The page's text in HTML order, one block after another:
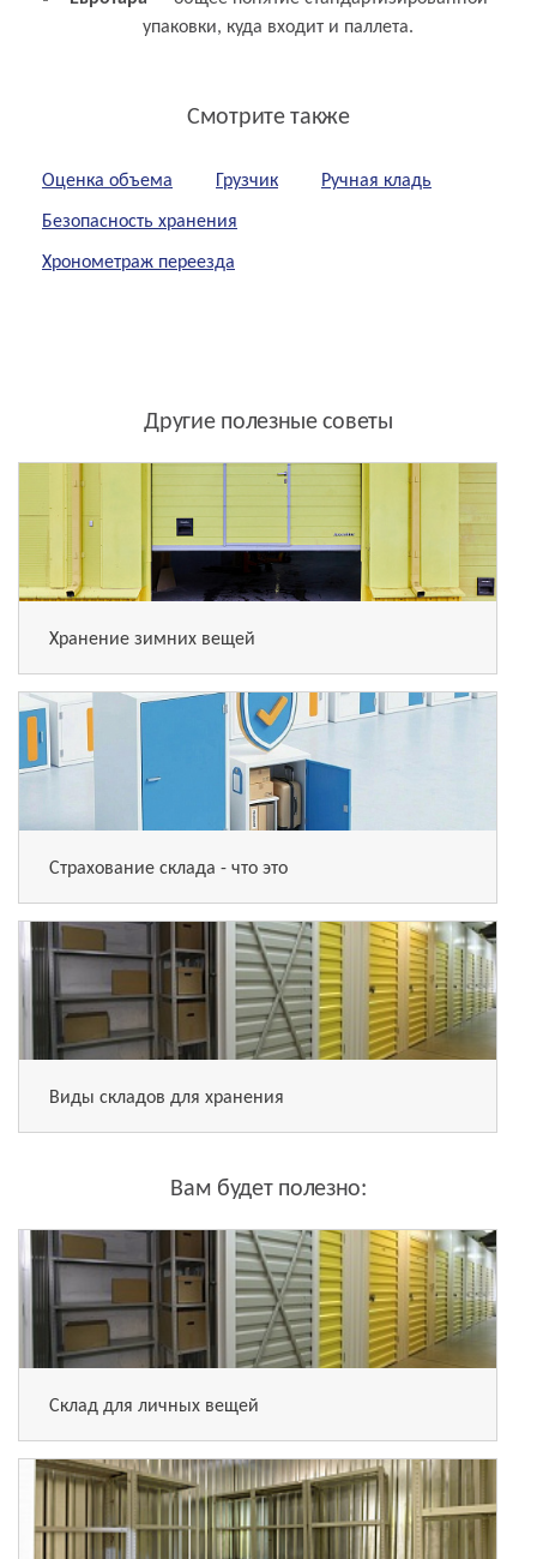
упаковки, куда входит и паллета.
Смотрите также
Оценка объема Грузчик Ручная кладь
Безопасность хранения
Хронометраж переезда
Другие полезные советы
Хранение зимних вещей
Страхование склада - что это
Виды складов для хранения
Вам будет полезно:
Склад для личных вещей